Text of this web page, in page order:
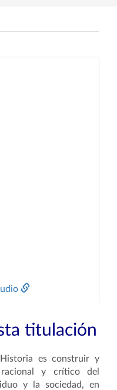
titulación
es construir y
y crítico del
y la sociedad, en